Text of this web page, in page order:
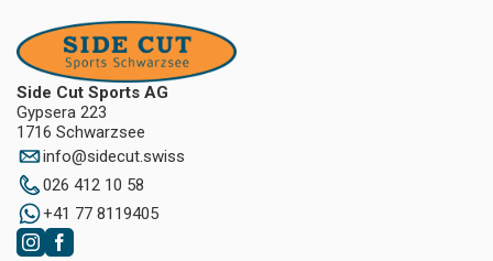
Side Cut Sports AG
Gypsera 223
1716 Schwarzsee
info@sidecut.swiss
026 412 10 58
+41 77 8119405